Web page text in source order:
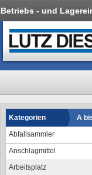
Betriebs - und
Kategorien
A
Abfallsammler
Anschlagmittel
Arbeitsplatz